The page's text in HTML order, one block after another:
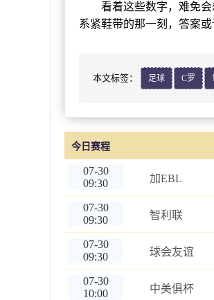
看着这些数字，难免会
系紧鞋带的那一刻，答案
本文标签： 足球 C罗
今日赛程
07-30
09:30
加EBL
07-30
09:30
智利联
07-30
09:30
球会友谊
07-30
10:00
中美俱杯